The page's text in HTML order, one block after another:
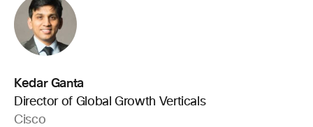
Kedar Ganta
Director of Global Growth Verticals
Cisco